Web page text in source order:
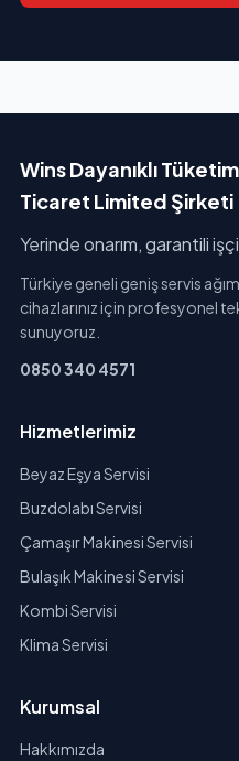
Wins Dayanıklı
Ticaret Limited Şirketi
Yerinde onarım, garantili
Türkiye geneli geniş servis
cihazlarınız için profesyonel
sunuyoruz.
0850 340 4571
Hizmetlerimiz
Beyaz Eşya Servisi
Buzdolabı Servisi
Çamaşır Makinesi Servisi
Bulaşık Makinesi Servisi
Kombi Servisi
Klima Servisi
Kurumsal
Hakkımızda